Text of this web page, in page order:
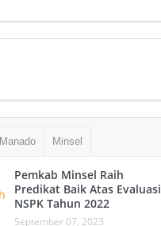
Manado Minsel
Pemkab Minsel Raih
Predikat Baik Atas Evaluasi
NSPK Tahun 2022
September 07, 2023